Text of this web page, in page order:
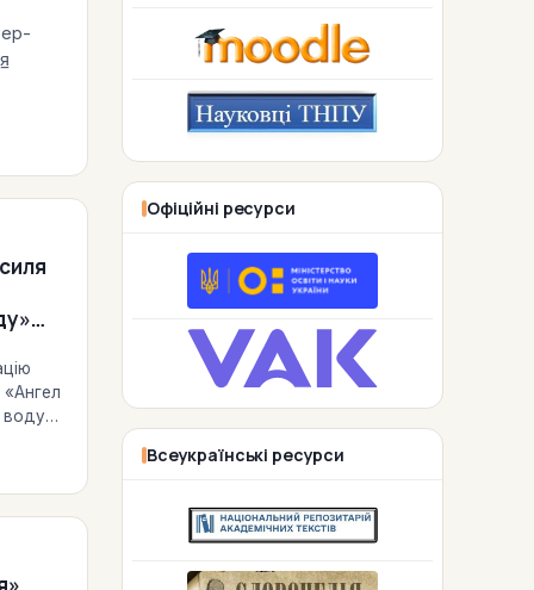
воду»
Офіційні ресурси
Всеукраїнські ресурси